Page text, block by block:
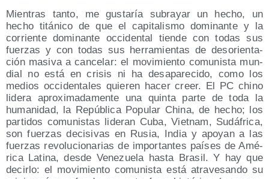
Mien­tras tan­to, me gus­ta­ría sub­ra­yar un hecho, un
hecho titá­ni­co de que el capi­ta­lis­mo domi­nan­te y la
corrien­te domi­nan­te occi­den­tal tien­de con todas sus
fuer­zas y con todas sus herra­mien­tas de des­orien­ta­
ción masi­va a can­ce­lar: el movi­mien­to comu­nis­ta mun­
dial no está en cri­sis ni ha des­apa­re­ci­do, como los
medios occi­den­ta­les quie­ren hacer creer. El PC chino
lide­ra apro­xi­ma­da­men­te una quin­ta par­te de toda la
huma­ni­dad, la Repú­bli­ca Popu­lar Chi­na, de hecho; los
par­ti­dos comu­nis­tas lide­ran Cuba, Viet­nam, Sudá­fri­ca,
son fuer­zas deci­si­vas en Rusia, India y apo­yan a las
fuer­zas revo­lu­cio­na­rias de impor­tan­tes paí­ses de Amé­
ri­ca Lati­na, des­de Vene­zue­la has­ta Bra­sil. Y hay que
decir­lo: el movi­mien­to comu­nis­ta está atra­ve­san­do su